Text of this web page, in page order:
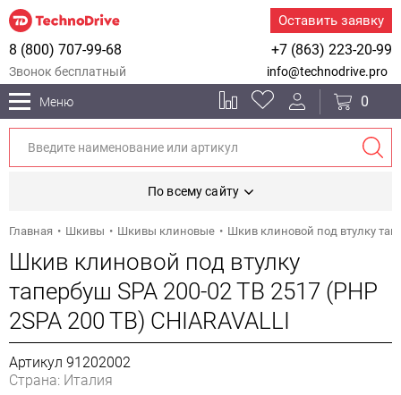
Оставить заявку
+7 (863) 223-20-99
8 (800) 707-99-68
Звонок бесплатный info@technodrive.pro
Меню 0
По всему сайту
Главная Шкивы Шкивы клиновые Шкив клиновой под втулку
Шкив клиновой под втулку
тапербуш SPA 200-02 TB 2517 (PHP
2SPA 200 TB) CHIARAVALLI
Артикул 91202002
Страна: Италия